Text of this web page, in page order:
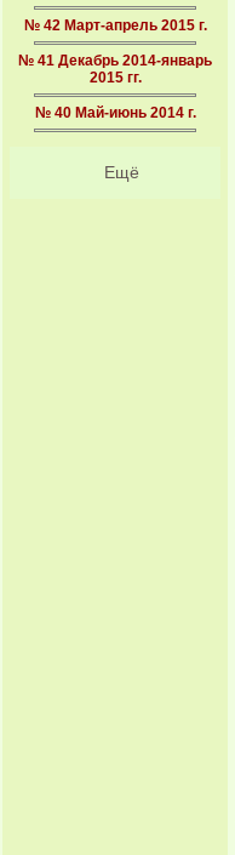
№ 42 Март-апрель 2015 г.
№ 41 Декабрь 2014-январь
2015 гг.
№ 40 Май-июнь 2014 г.
Ещё